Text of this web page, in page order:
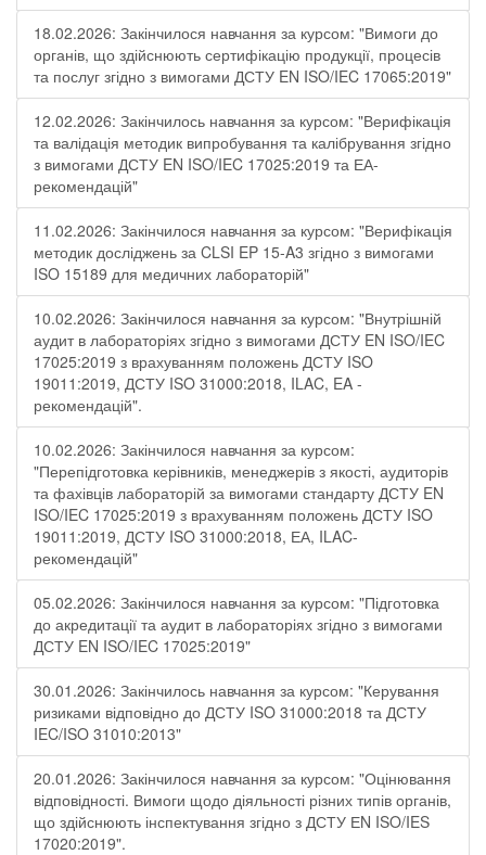
18.02.2026: Закінчилося навчання за курсом: "Вимоги до
органів, що здійснюють сертифікацію продукції, процесів
та послуг згідно з вимогами ДСТУ EN ISO/IEC 17065:2019"
12.02.2026: Закінчилось навчання за курсом: "Верифікація
та валідація методик випробування та калібрування згідно
з вимогами ДСТУ EN ISO/IEC 17025:2019 та ЕА-
рекомендацій"
11.02.2026: Закінчилося навчання за курсом: "Верифікація
методик досліджень за CLSI EP 15-A3 згідно з вимогами
ISO 15189 для медичних лабораторій"
10.02.2026: Закінчилося навчання за курсом: "Внутрішній
аудит в лабораторіях згідно з вимогами ДСТУ EN ISO/IEC
17025:2019 з врахуванням положень ДСТУ ISO
19011:2019, ДСТУ ISO 31000:2018, ILAC, EA -
рекомендацій".
10.02.2026: Закінчилося навчання за курсом:
"Перепідготовка керівників, менеджерів з якості, аудиторів
та фахівців лабораторій за вимогами стандарту ДСТУ EN
ISO/IEC 17025:2019 з врахуванням положень ДСТУ ISO
19011:2019, ДСТУ ISO 31000:2018, ЕА, ILAC-
рекомендацій"
05.02.2026: Закінчилося навчання за курсом: "Підготовка
до акредитації та аудит в лабораторіях згідно з вимогами
ДСТУ EN ISO/IEC 17025:2019"
30.01.2026: Закінчилось навчання за курсом: "Керування
ризиками відповідно до ДСТУ ISO 31000:2018 та ДСТУ
IEC/ISO 31010:2013"
20.01.2026: Закінчилося навчання за курсом: "Оцінювання
відповідності. Вимоги щодо діяльності різних типів органів,
що здійснюють інспектування згідно з ДСТУ ЕN ISO/IES
17020:2019".